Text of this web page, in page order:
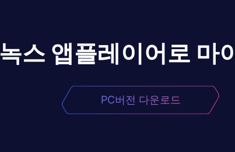
녹스 앱플레이어로 마
PC버전 다운로드